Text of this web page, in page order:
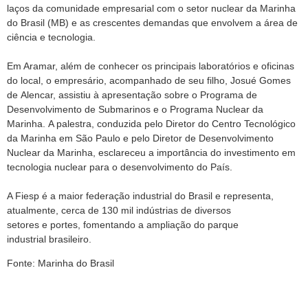
laços da comunidade empresarial com o setor nuclear da Marinha
do Brasil (MB) e as crescentes demandas que envolvem a área de
ciência e tecnologia.
Em Aramar, além de conhecer os principais laboratórios e oficinas
do local, o empresário, acompanhado de seu filho, Josué Gomes
de Alencar, assistiu à apresentação sobre o Programa de
Desenvolvimento de Submarinos e o Programa Nuclear da
Marinha. A palestra, conduzida pelo Diretor do Centro Tecnológico
da Marinha em São Paulo e pelo Diretor de Desenvolvimento
Nuclear da Marinha, esclareceu a importância do investimento em
tecnologia nuclear para o desenvolvimento do País.
A Fiesp é a maior federação industrial do Brasil e representa,
atualmente, cerca de 130 mil indústrias de diversos
setores e portes, fomentando a ampliação do parque
industrial brasileiro.
Fonte: Marinha do Brasil